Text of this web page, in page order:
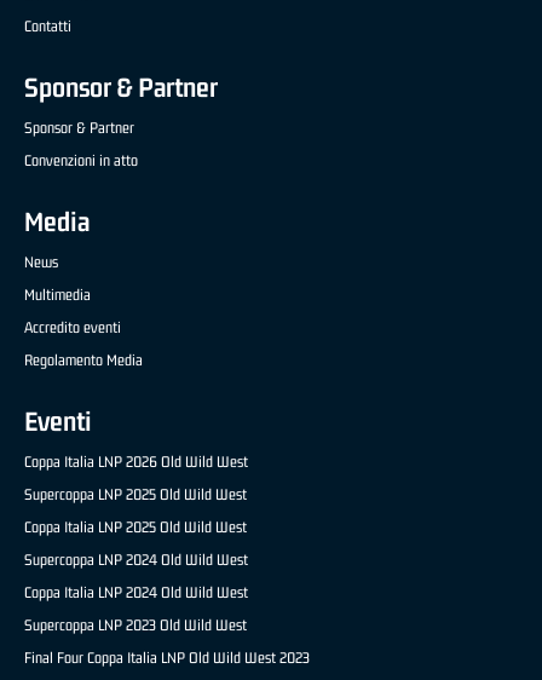
Contatti
Sponsor & Partner
Sponsor & Partner
Convenzioni in atto
Media
News
Multimedia
Accredito eventi
Regolamento Media
Eventi
Coppa Italia LNP 2026 Old Wild West
Supercoppa LNP 2025 Old Wild West
Coppa Italia LNP 2025 Old Wild West
Supercoppa LNP 2024 Old Wild West
Coppa Italia LNP 2024 Old Wild West
Supercoppa LNP 2023 Old Wild West
Final Four Coppa Italia LNP Old Wild West 2023